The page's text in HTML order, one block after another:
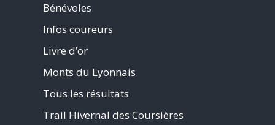
Bénévoles
Infos coureurs
Livre d’or
Monts du Lyonnais
Tous les résultats
Trail Hivernal des Coursières